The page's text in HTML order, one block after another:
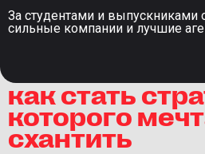
За студентами и выпускниками
сильные компании и лучшие
как стать
которого
схантить